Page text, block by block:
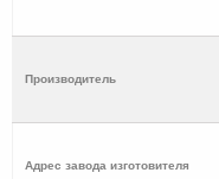
Производитель
Адрес завода изготовителя